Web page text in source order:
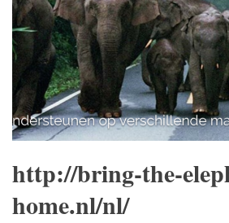
http://bring-the-
home.nl/nl/